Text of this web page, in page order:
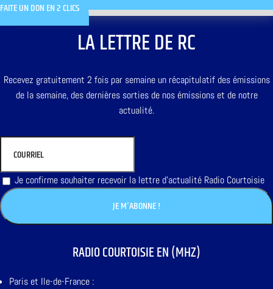
FAITE UN DON EN 2 CLICS
LA LETTRE DE RC
Recevez gratuitement 2 fois par semaine un récapitulatif des émissions
de la semaine, des dernières sorties de nos émissions et de notre
actualité.
Je confirme souhaiter recevoir la lettre d'actualité Radio Courtoisie
RADIO COURTOISIE EN (MHZ)
Paris et Ile-de-France :